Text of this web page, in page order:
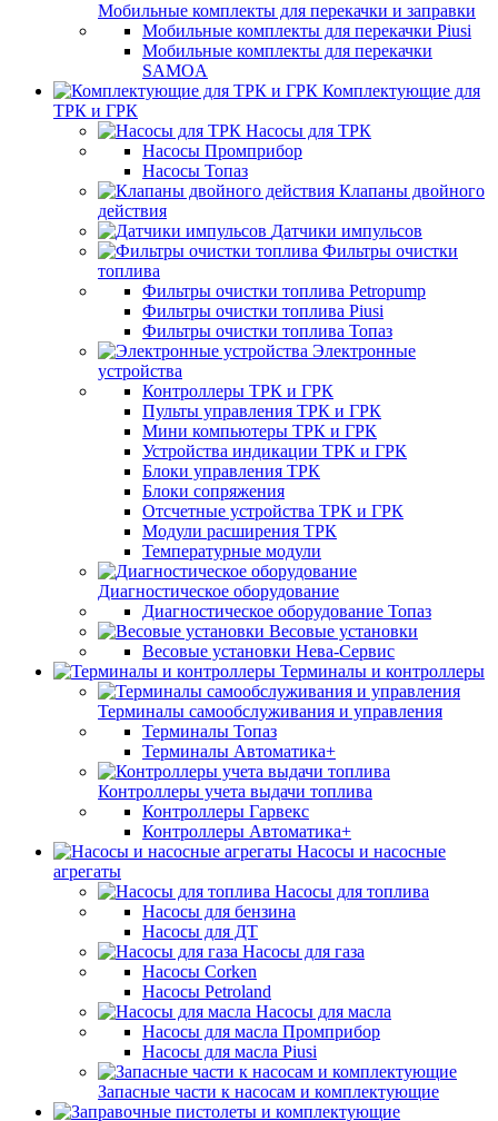
Мобильные комплекты для перекачки и заправки
Мобильные комплекты для перекачки Piusi
Мобильные комплекты для перекачки
SAMOA
Комплектующие для
ТРК и ГРК
Насосы для ТРК
Насосы Промприбор
Насосы Топаз
Клапаны двойного
действия
Датчики импульсов
Фильтры очистки
топлива
Фильтры очистки топлива Petropump
Фильтры очистки топлива Piusi
Фильтры очистки топлива Топаз
Электронные
устройства
Контроллеры ТРК и ГРК
Пульты управления ТРК и ГРК
Мини компьютеры ТРК и ГРК
Устройства индикации ТРК и ГРК
Блоки управления ТРК
Блоки сопряжения
Отсчетные устройства ТРК и ГРК
Модули расширения ТРК
Температурные модули
Диагностическое оборудование
Диагностическое оборудование Топаз
Весовые установки
Весовые установки Нева-Сервис
Терминалы и контроллеры
Терминалы самообслуживания и управления
Терминалы Топаз
Терминалы Автоматика+
Контроллеры учета выдачи топлива
Контроллеры Гарвекс
Контроллеры Автоматика+
Насосы и насосные
агрегаты
Насосы для топлива
Насосы для бензина
Насосы для ДТ
Насосы для газа
Насосы Corken
Насосы Petroland
Насосы для масла
Насосы для масла Промприбор
Насосы для масла Piusi
Запасные части к насосам и комплектующие